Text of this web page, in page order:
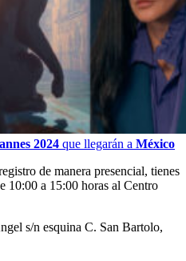
2024 que llegarán a México
de manera presencial, tienes
10:00 a 15:00 horas al Centro
s/n esquina C. San Bartolo,